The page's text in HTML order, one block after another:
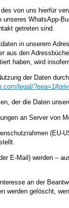
von uns hierfür
WhatsApp-
getreten sind.
in unserem
aus den
haben, wird
der Daten
/legal/
der die Daten
an Server von
E-Mail) werden –
an der
werden gelöscht,